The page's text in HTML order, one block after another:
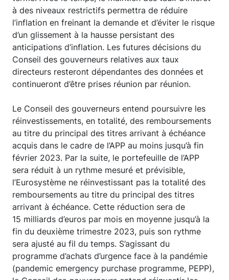
à des niveaux restrictifs permettra de réduire
l’inflation en freinant la demande et d’éviter le risque
d’un glissement à la hausse persistant des
anticipations d’inflation. Les futures décisions du
Conseil des gouverneurs relatives aux taux
directeurs resteront dépendantes des données et
continueront d’être prises réunion par réunion.
Le Conseil des gouverneurs entend poursuivre les
réinvestissements, en totalité, des remboursements
au titre du principal des titres arrivant à échéance
acquis dans le cadre de l’APP au moins jusqu’à fin
février 2023. Par la suite, le portefeuille de l’APP
sera réduit à un rythme mesuré et prévisible,
l’Eurosystème ne réinvestissant pas la totalité des
remboursements au titre du principal des titres
arrivant à échéance. Cette réduction sera de
15 milliards d’euros par mois en moyenne jusqu’à la
fin du deuxième trimestre 2023, puis son rythme
sera ajusté au fil du temps. S’agissant du
programme d’achats d’urgence face à la pandémie
(pandemic emergency purchase programme, PEPP),